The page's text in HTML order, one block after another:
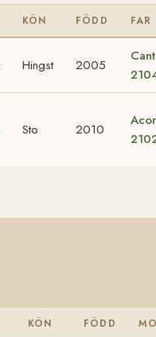
KÖN FÖDD FAR
Hingst 2005
Sto 2010
KÖN FÖDD